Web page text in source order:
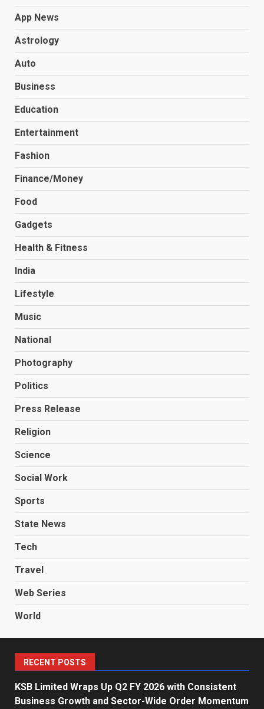
App News
Astrology
Auto
Business
Education
Entertainment
Fashion
Finance/Money
Food
Gadgets
Health & Fitness
India
Lifestyle
Music
National
Photography
Politics
Press Release
Religion
Science
Social Work
Sports
State News
Tech
Travel
Web Series
World
RECENT POSTS
KSB Limited Wraps Up Q2 FY 2026 with Consistent
Business Growth and Sector-Wide Order Momentum